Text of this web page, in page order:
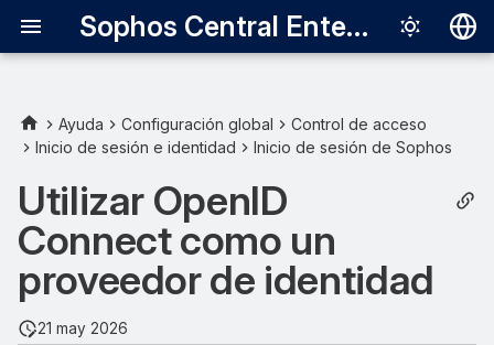
Sophos Central Enterprise
English
Español
日本語
Requisitos
Solicitudes de
autenticación
Configurar Okta como un
Ayuda Configuración global
Control de acceso
Inicio de sesión e identidad
Inicio de sesión de Sophos
Utilizar OpenID
Connect como un
proveedor de identidad
21 may 2026